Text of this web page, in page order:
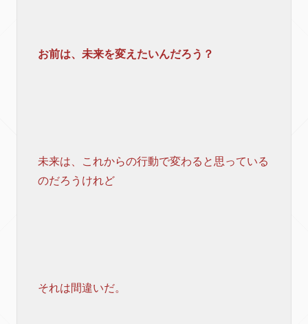
お前は、未来を変えたいんだろう？
未来は、これからの行動で変わると思っている
のだろうけれど
それは間違いだ。